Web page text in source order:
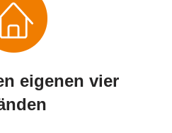
eigenen vier